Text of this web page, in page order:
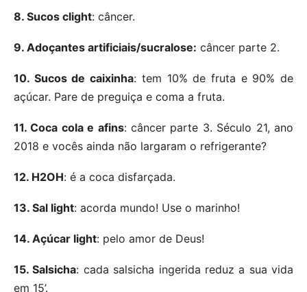
8. Sucos clight: câncer.
9. Adoçantes artificiais/sucralose: câncer parte 2.
10. Sucos de caixinha: tem 10% de fruta e 90% de
açúcar. Pare de preguiça e coma a fruta.
11. Coca cola e afins: câncer parte 3. Século 21, ano
2018 e vocês ainda não largaram o refrigerante?
12. H2OH: é a coca disfarçada.
13. Sal light: acorda mundo! Use o marinho!
14. Açúcar light: pelo amor de Deus!
15. Salsicha: cada salsicha ingerida reduz a sua vida
em 15’.